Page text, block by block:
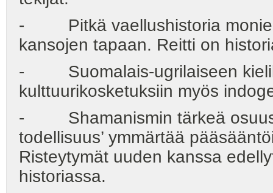
- Pitkä vaellushistoria monien
kansojen tapaan. Reitti on
- Suomalais-ugrilaiseen
kulttuurikosketuksiin myös
- Shamanismin tärkeä osuus
todellisuus’ ymmärtää
Risteytymät uuden kanssa
historiassa.